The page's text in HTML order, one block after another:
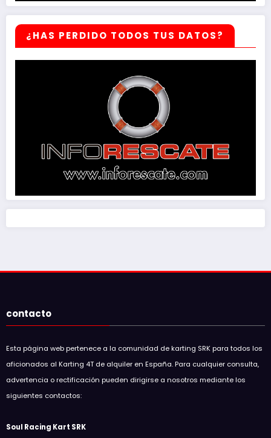
¿HAS PERDIDO TODOS TUS DATOS?
contacto
Esta página web pertenece a la comunidad de karting SRK para todos los
aficionados al Karting 4T de alquiler en España. Para cualquier consulta,
advertencia o rectificación pueden dirigirse a nosotros mediante los
siguientes contactos:
Soul Racing Kart SRK